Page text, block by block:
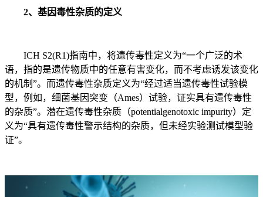
2、基因毒性杂质的定义
ICH S2(R1)指南中，将遗传毒性定义为“一个广泛的术
语，指的是遗传物质中的任意有害变化，而不考虑诱发该变化
的机制”。而遗传毒性杂质定义为“经过适当遗传毒性试验模
型，例如，细菌基因突变（Ames）试验，证实具有遗传毒性
的杂质”。潜在遗传毒性杂质（potentialgenotoxic impurity）定
义为“具有遗传毒性警示结构的杂质，但未经实验测试模型验
证”。